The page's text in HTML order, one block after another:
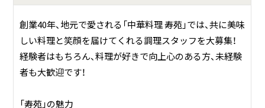
創業40年、地元で愛される「中華料理 寿苑」では、共に美味
しい料理と笑顔を届けてくれる調理スタッフを大募集！
経験者はもちろん、料理が好きで向上心のある方、未経験
者も大歓迎です！
「寿苑」の魅力